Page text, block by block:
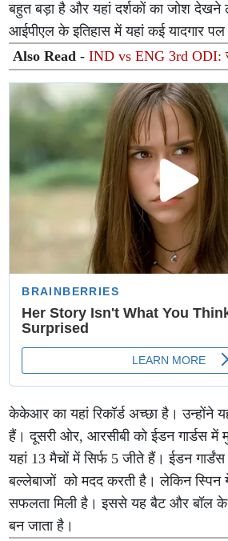
बहुत बड़ा है और यहां दर्शकों का जोश देखने
आईपीएल के इतिहास में यहां कई यादगार
Also Read -IND vs ENG 3rd ODI:
कितने बजे से शुरू होगा भारत-इंग्लैंड
केकेआर का यहां रिकॉर्ड अच्छा है। उन्होंने
हैं। दूसरी ओर, आरसीबी को ईडन गार्डस में
यहां 13 मैचों में सिर्फ 5 जीते हैं। ईडन
बल्लेबाजों को मदद करती है। लेकिन स्पिन
सफलता मिली है। इससे यह बैट और बॉल के
बन जाता है।